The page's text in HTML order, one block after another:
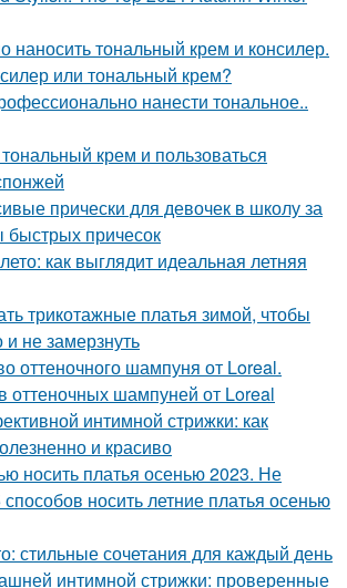
наносить тональный крем и консилер.
или тональный крем?
нанести тональное..
крем и пользоваться
прически для девочек в школу за
быстрых причесок
как выглядит идеальная летняя
трикотажные платья зимой, чтобы
не замерзнуть
оттеночного шампуня от Loreal.
оттеночных шампуней от Loreal
интимной стрижки: как
и красиво
носить платья осенью 2023. Не
носить летние платья осенью
стильные сочетания для каждый день
интимной стрижки: проверенные